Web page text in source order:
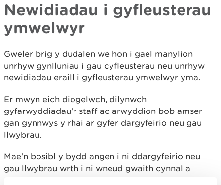
Newidiadau i gyfleusterau
ymwelwyr
Gweler brig y dudalen we hon i gael manylion
unrhyw gynlluniau i gau cyfleusterau neu unrhyw
newidiadau eraill i gyfleusterau ymwelwyr yma.
Er mwyn eich diogelwch, dilynwch
gyfarwyddiadau'r staff ac arwyddion bob amser
gan gynnwys y rhai ar gyfer dargyfeirio neu gau
llwybrau.
Mae'n bosibl y bydd angen i ni ddargyfeirio neu
gau llwybrau wrth i ni wneud gwaith cynnal a